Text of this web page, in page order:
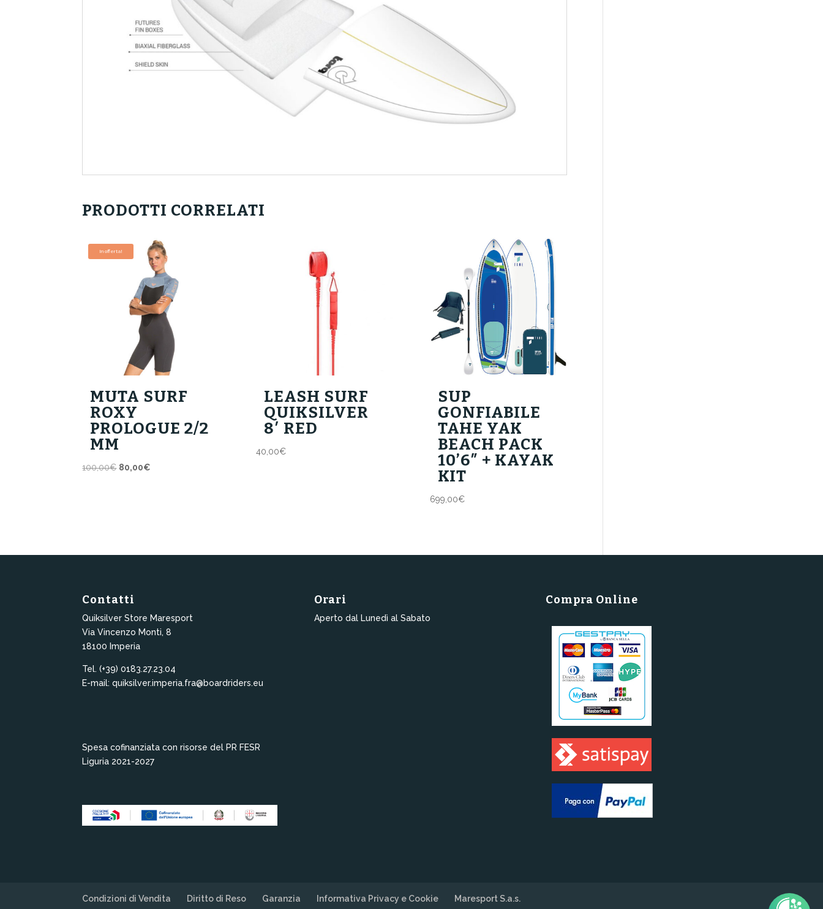
PRODOTTI CORRELATI
In offerta!
MUTA SURF
ROXY
PROLOGUE 2/2
MM
100,00€ Il
80,00€
LEASH SURF
QUIKSILVER
8′ RED
40,00€
SUP
GONFIABILE
TAHE YAK
BEACH PACK
10’6″ + KAYAK
KIT
699,00€
Contatti
Quiksilver Store Maresport
Via Vincenzo Monti, 8
18100 Imperia
Tel. (+39) 0183.27.23.04
E-mail: quiksilver.imperia.fra@boardriders.eu
Spesa cofinanziata con risorse del PR FESR
Liguria 2021-2027
Orari
Aperto dal Lunedì al Sabato
Compra Online
Condizioni di Vendita Diritto di Reso Garanzia Informativa Privacy e Cookie Maresport S.a.s.